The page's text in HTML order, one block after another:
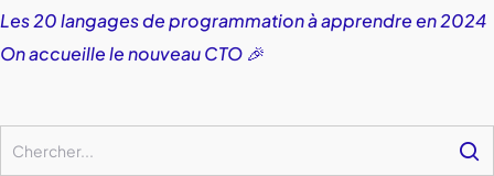
Les 20 langages de programmation à apprendre en 2024
On accueille le nouveau CTO 🎉